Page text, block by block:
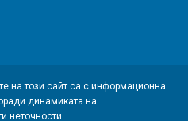
на този сайт са с информационна
динамиката на
неточности.